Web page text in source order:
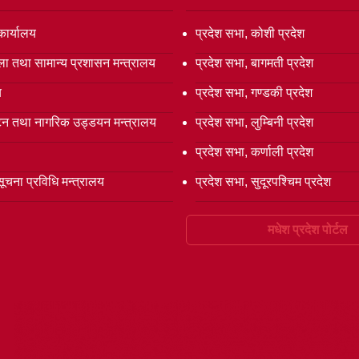
तथा सामान्य प्रशासन मन्त्रालय
तथा नागरिक उड्डयन मन्त्रालय
प्रविधि मन्त्रालय
प्रदेश सभा, कोशी प्रदेश
प्रदेश सभा, बागमती प्रदेश
प्रदेश सभा, गण्डकी प्रदेश
प्रदेश सभा, लुम्बिनी प्रदेश
प्रदेश सभा, कर्णाली प्रदेश
प्रदेश सभा, सुदूरपश्चिम प्रदेश
मधेश प्रदेश पोर्टल